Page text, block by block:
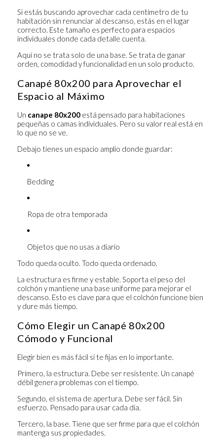
Si estás buscando aprovechar cada centímetro de tu
habitación sin renunciar al descanso, estás en el lugar
correcto. Este tamaño es perfecto para espacios
individuales donde cada detalle cuenta.
Aquí no se trata solo de una base. Se trata de ganar
orden, comodidad y funcionalidad en un solo producto.
Canapé 80x200 para Aprovechar el
Espacio al Máximo
Un canape 80x200 está pensado para habitaciones
pequeñas o camas individuales. Pero su valor real está en
lo que no se ve.
Debajo tienes un espacio amplio donde guardar:
Bedding
Ropa de otra temporada
Objetos que no usas a diario
Todo queda oculto. Todo queda ordenado.
La estructura es firme y estable. Soporta el peso del
colchón y mantiene una base uniforme para mejorar el
descanso. Esto es clave para que el colchón funcione bien
y dure más tiempo.
Cómo Elegir un Canapé 80x200
Cómodo y Funcional
Elegir bien es más fácil si te fijas en lo importante.
Primero, la estructura. Debe ser resistente. Un canapé
débil genera problemas con el tiempo.
Segundo, el sistema de apertura. Debe ser fácil. Sin
esfuerzo. Pensado para usar cada día.
Tercero, la base. Tiene que ser firme para que el colchón
mantenga sus propiedades.